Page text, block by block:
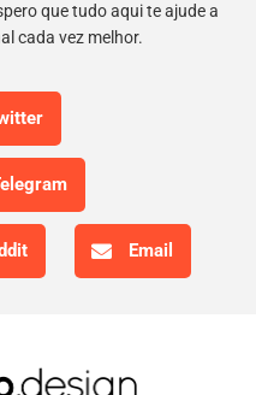
que tudo aqui te ajude a
cada vez melhor.
Email